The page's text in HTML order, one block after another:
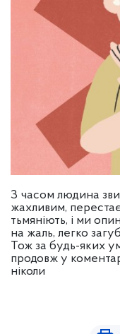
З часом людина
жахливим,
тьмяніють, і ми
на жаль, легко
Тож за будь-яких
продовж у
ніколи